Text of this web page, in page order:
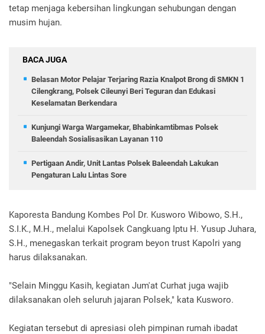
tetap menjaga kebersihan lingkungan sehubungan dengan
musim hujan.
BACA JUGA
Belasan Motor Pelajar Terjaring Razia Knalpot Brong di SMKN 1
Cilengkrang, Polsek Cileunyi Beri Teguran dan Edukasi
Keselamatan Berkendara
Kunjungi Warga Wargamekar, Bhabinkamtibmas Polsek
Baleendah Sosialisasikan Layanan 110
Pertigaan Andir, Unit Lantas Polsek Baleendah Lakukan
Pengaturan Lalu Lintas Sore
Kaporesta Bandung Kombes Pol Dr. Kusworo Wibowo, S.H.,
S.I.K., M.H., melalui Kapolsek Cangkuang Iptu H. Yusup Juhara,
S.H., menegaskan terkait program beyon trust Kapolri yang
harus dilaksanakan.
"Selain Minggu Kasih, kegiatan Jum'at Curhat juga wajib
dilaksanakan oleh seluruh jajaran Polsek," kata Kusworo.
Kegiatan tersebut di apresiasi oleh pimpinan rumah ibadat